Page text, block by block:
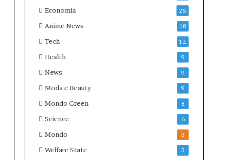
Economia 25
Anime News 18
Tech 12
Health 9
News 9
Moda e Beauty 9
Mondo Green 8
Science 6
Mondo 3
Welfare State 3